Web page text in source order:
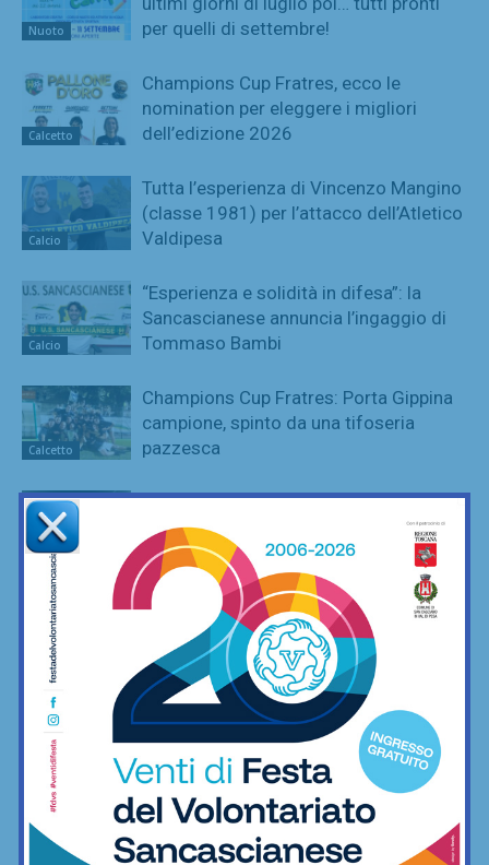
Nuoto
per quelli di settembre!
Calcetto
Champions Cup Fratres, ecco le
nomination per eleggere i migliori
dell’edizione 2026
Calcio
Tutta l’esperienza di Vincenzo Mangino
(classe 1981) per l’attacco dell’Atletico
Valdipesa
Calcio
“Esperienza e solidità in difesa”: la
Sancascianese annuncia l’ingaggio di
Tommaso Bambi
Calcetto
Champions Cup Fratres: Porta Gippina
campione, spinto da una tifoseria
pazzesca
Calcetto
League Cup: Nutini e De Luca ai
supplementari danno la coppa a Virtus
Freschello
Calcetto
Champions Cup Amatori, vincono i
montespertolesi di Cantera ai rigori
contro Fc Crimi
Calcetto
League Cup Amatori, incredibile
rimonta di Ortimino: da 0-2 a 2-2, per
poi vincerla ai supplementari
L’Asd Il Gabbiano è già pronta per la
prossima stagione di ginnastica